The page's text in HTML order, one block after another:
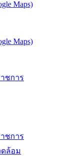
Maps)
ชการ
ล้อม
Maps)
ชการ
vichakarn2#
มกร ตันวัฒนกุล ผู้
านเทศบาลเมือง
ำบุญตักบาตร
วน 93 รูป)
ริกิติ์ พระบรม
นโอกาสวันเฉลิม
พุทธสิหิงค์ฯ